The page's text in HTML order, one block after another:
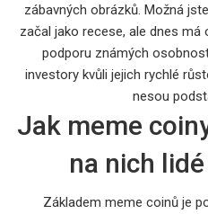
zábavných obrázků. Možná
začal jako recese, ale dnes
podporu známých
investory kvůli jejich rychlé
nesou
Jak meme
na nich
Základem meme coinů je